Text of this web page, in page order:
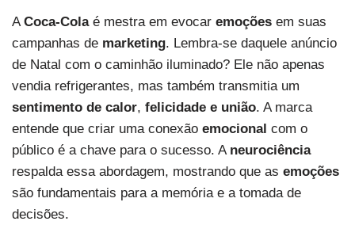
ACoca-Cola é mestra em evocar emoções em suas
campanhas de marketing. Lembra-se daquele anúncio
de Natal com o caminhão iluminado? Ele não apenas
vendia refrigerantes, mas também transmitia um
sentimento de calor, felicidade e união. A marca
entende que criar uma conexão emocional com o
público é a chave para o sucesso. A neurociência
respalda essa abordagem, mostrando que as emoções
são fundamentais para a memória e a tomada de
decisões.